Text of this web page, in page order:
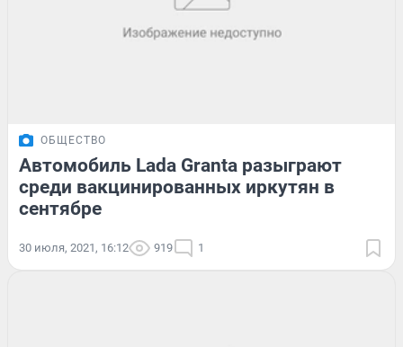
ОБЩЕСТВО
Автомобиль Lada Granta разыграют
среди вакцинированных иркутян в
сентябре
30 июля, 2021, 16:12 919 1